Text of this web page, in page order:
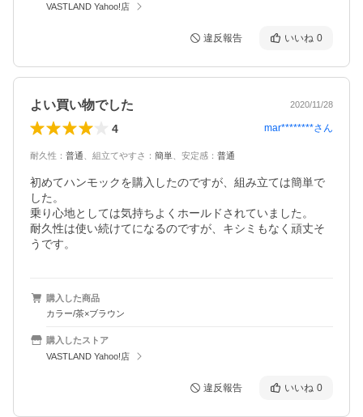
VASTLAND Yahoo!店
違反報告 いいね 0
よい買い物でした 2020/11/28
4 mar********さん
耐久性 ： 普通 組立てやすさ ： 簡単 安定感 ： 普通
初めてハンモックを購入したのですが、組み立ては簡単で
した。
乗り心地としては気持ちよくホールドされていました。
耐久性は使い続けてになるのですが、キシミもなく頑丈そ
うです。
購入した商品
カラー/茶×ブラウン
購入したストア
VASTLAND Yahoo!店
違反報告 いいね 0